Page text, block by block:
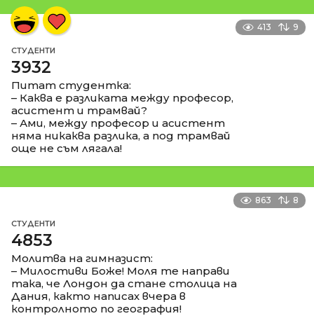
413 9
СТУДЕНТИ
3932
Питат студентка:
– Каква е разликата между професор,
асистент и трамвай?
– Ами, между професор и асистент
няма никаква разлика, а под трамвай
още не съм лягала!
863 8
СТУДЕНТИ
4853
Молитва на гимназист:
– Милостиви Боже! Моля те направи
така, че Лондон да стане столица на
Дания, както написах вчера в
контролното по география!